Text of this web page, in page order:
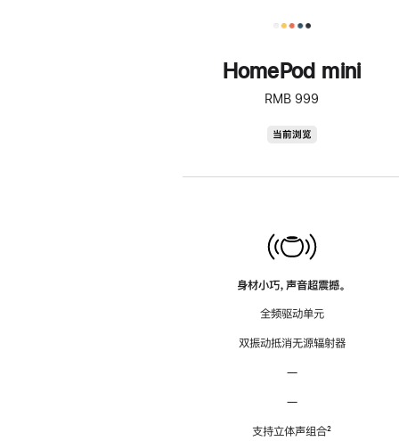
HomePod mini
RMB 999
当前浏览
身材小巧，声音超震撼。
全频驱动单元
双振动抵消无源辐射器
—
—
支持立体声组合脚
²